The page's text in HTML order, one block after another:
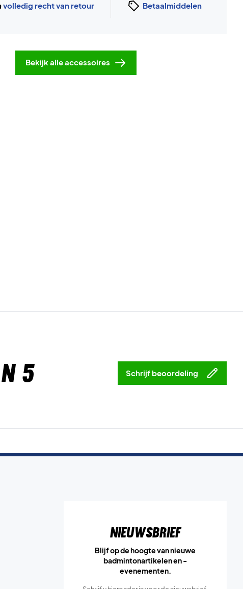
volledig recht van retour Betaalmiddelen
Bekijk alle accessoires
5 Schrijf beoordeling
Nieuwsbrief
Blijf op de hoogte van nieuwe
badmintonartikelen en -
evenementen.